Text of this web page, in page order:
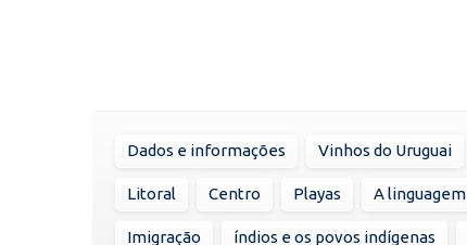
Dados e informações Vinhos do Uruguai
Litoral Centro Playas A linguagem
Imigração índios e os povos indígenas